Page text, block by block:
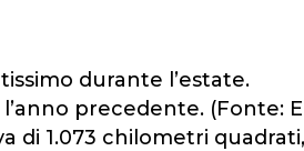
durante l’estate.
precedente.
di 1.073 chilometri